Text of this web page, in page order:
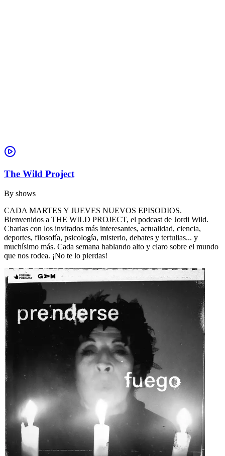
The Wild Project
By shows
CADA MARTES Y JUEVES NUEVOS EPISODIOS.
Bienvenidos a THE WILD PROJECT, el podcast de Jordi Wild.
Charlas con los invitados más interesantes, actualidad, ciencia,
deportes, filosofía, psicología, misterio, debates y tertulias... y
muchísimo más. Cada semana hablando alto y claro sobre el mundo
que nos rodea. ¡No te lo pierdas!